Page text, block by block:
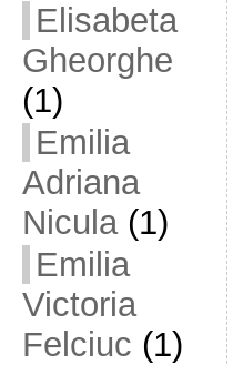
Elisabeta
Gheorghe
(1)
Emilia
Adriana
Nicula(1)
Emilia
Victoria
Felciuc (1)